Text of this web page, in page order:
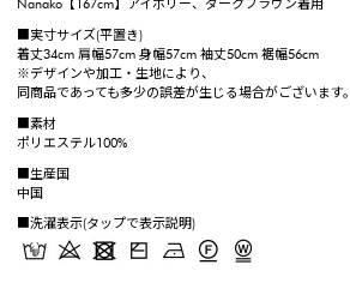
Nanako【167cm】アイボリー、ダークブラウン着用
■実寸サイズ(平置き)
着丈34cm 肩幅57cm 身幅57cm 袖丈50cm 裾幅56cm
※デザインや加工・生地により、
同商品であっても多少の誤差が生じる場合がございます。
■素材
ポリエステル100%
■生産国
中国
■洗濯表示(タップで表示説明)